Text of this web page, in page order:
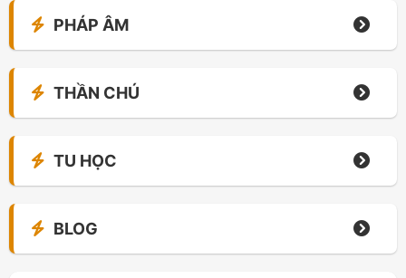
PHÁP ÂM
THẦN CHÚ
TU HỌC
BLOG